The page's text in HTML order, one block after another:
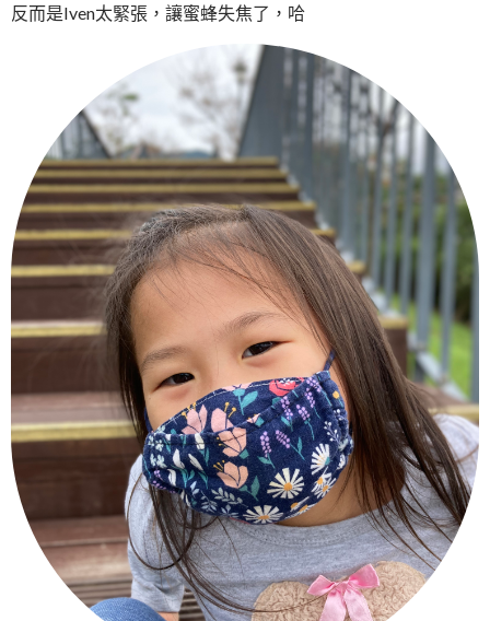
反而是Iven太緊張，讓蜜蜂失焦了，哈